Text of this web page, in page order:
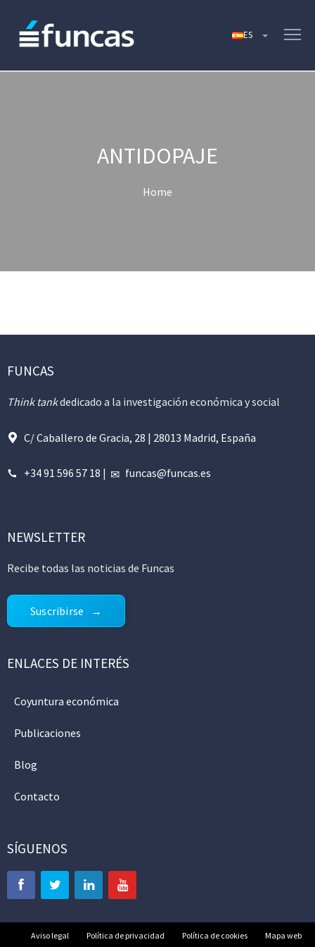
ANTIDOPAJE
Home
FUNCAS
Think tankdedicado a la investigación económica y social
C/ Caballero de Gracia, 28 | 28013 Madrid, España
+34 91 596 57 18 | funcas@funcas.es
NEWSLETTER
Recibe todas las noticias de Funcas
Suscribirse
ENLACES DE INTERÉS
Coyuntura económica
Publicaciones
Blog
Contacto
SÍGUENOS
Aviso legal Política de privacidad Política de cookies Mapa web